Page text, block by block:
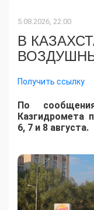
5.08.2026, 22:00
В
Получить ссылку
По
Казгидромета
6, 7 и 8 августа.